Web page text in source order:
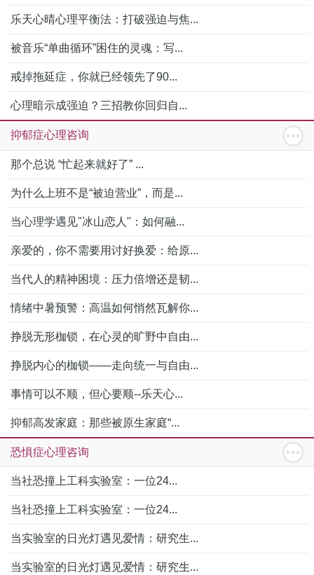
乐天心晴心理平衡法：打破强迫与焦...
被音乐“单曲循环”困住的灵魂：写...
戒掉拖延症，你就已经领先了90...
心理暗示成强迫？三招教你回归自...
抑郁症心理咨询
那个总说 “忙起来就好了” ...
为什么上班不是“被迫营业”，而是...
当心理学遇见"冰山恋人"：如何融...
亲爱的，你不需要用讨好换爱：给原...
当代人的精神困境：压力倍增还是韧...
情绪中暑预警：高温如何悄然瓦解你...
挣脱无形枷锁，在心灵的旷野中自由...
挣脱内心的枷锁——走向统一与自由...
事情可以不顺，但心要顺--乐天心...
抑郁高发家庭：那些被原生家庭“...
恐惧症心理咨询
当社恐撞上工科实验室：一位24...
当社恐撞上工科实验室：一位24...
当实验室的日光灯遇见爱情：研究生...
当实验室的日光灯遇见爱情：研究生...